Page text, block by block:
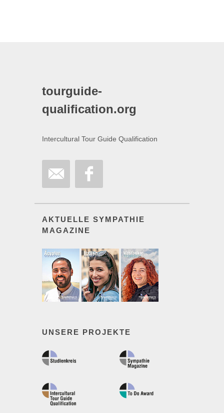
tourguide-
qualification.org
Intercultural Tour Guide Qualification
AKTUELLE SYMPATHIE
MAGAZINE
UNSERE PROJEKTE